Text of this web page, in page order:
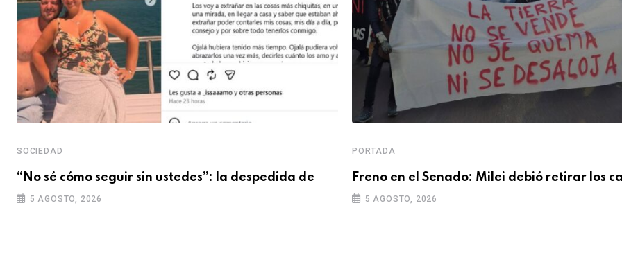
SOCIEDAD
“No sé cómo seguir sin ustedes”: la despedida de
5 AGOSTO, 2026
PORTADA
Freno en el Senado: Milei debió retirar los
5 AGOSTO, 2026